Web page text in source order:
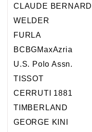
5 атм
10 атм
5 атм
10 атм
20 атм
CLAUDE BERNARD
WELDER
FURLA
BCBGMaxAzria
U.S. Polo Assn.
TISSOT
CERRUTI 1881
TIMBERLAND
GEORGE KINI